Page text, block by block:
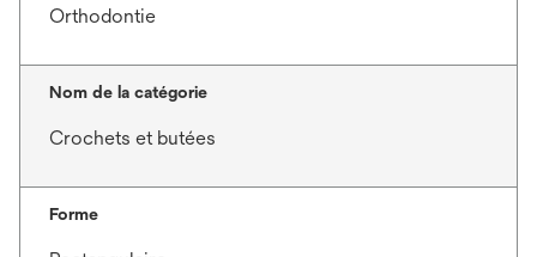
Orthodontie
Nom de la catégorie
Crochets et butées
Forme